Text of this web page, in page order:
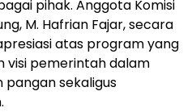
pihak. Anggota Komisi
M. Hafrian Fajar, secara
atas program yang
visi pemerintah dalam
sekaligus